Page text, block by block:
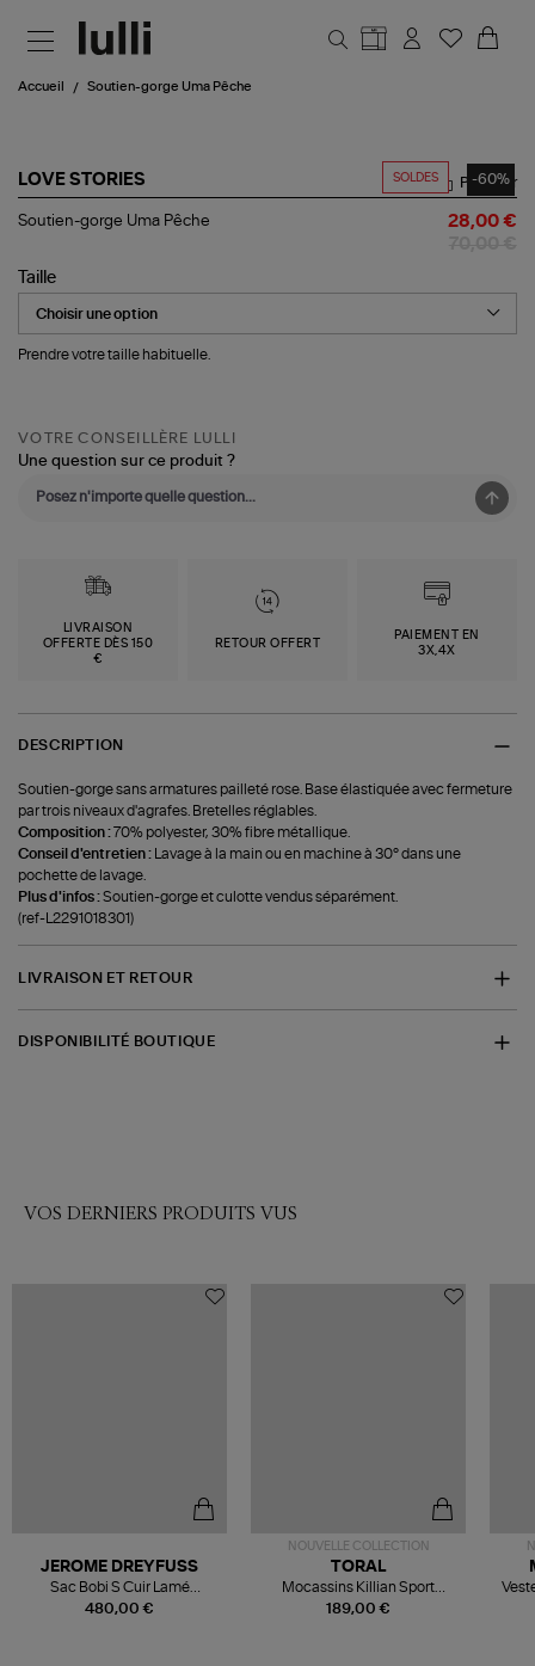
Accueil Soutien-gorge Uma Pêche
SOLDES -60%
LOVE STORIES
Soutien-
Pêche
Partager
Soutien-gorge Uma Pêche 28,00 €
Taille
Prendre votre taille habituelle.
VOTRE CONSEILLÈRE LULLI
Une question sur ce produit ?
LIVRAISON
OFFERTE DÈS 150
€
RETOUR OFFERT
PAIEMENT EN
3X,4X
DESCRIPTION
Soutien-gorge sans armatures pailleté rose. Base élastiquée avec fermeture
par trois niveaux d'agrafes. Bretelles réglables.
Composition :70% polyester, 30% fibre métallique.
Conseil d'entretien :
Lavage à la main ou en machine à 30° dans une
pochette de lavage.
Plus d'infos :Soutien-gorge et culotte vendus séparément.
(ref-L2291018301)
LIVRAISON ET RETOUR
DISPONIBILITÉ BOUTIQUE
VOS DERNIERS PRODUITS VUS
480,00 €
JEROME DREYFUSS
Sac Bobi S Cuir Lamé
Champagne
NOUVELLE COLLECTION
189,00 €
TORAL
Mocassins Killian Sport
Mousse